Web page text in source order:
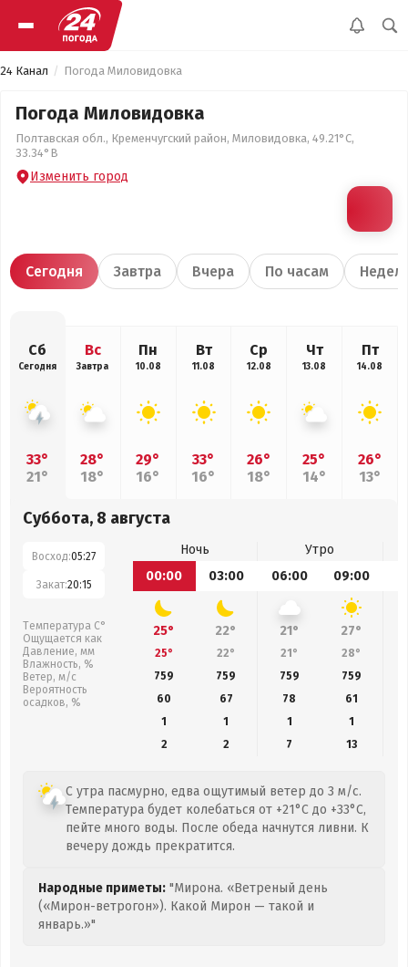
24 Канал Погода Миловидовка
Погода Миловидовка
Полтавская обл., Кременчугский район, Миловидовка, 49.21°С,
33.34°В
Изменить город
Сегодня Завтра Вчера По часам
Сб
Сегодня
33°
21°
Вс
Завтра
28°
18°
Пн
10.08
29°
16°
Вт
11.08
33°
16°
Ср
12.08
26°
18°
Чт
13.08
25°
14°
Пт
14.08
26°
13°
Суббота, 8 августа
Восход:05:27
Закат:20:15
Температура С°
Ощущается как
Давление, мм
Влажность, %
Ветер, м/с
Вероятность
осадков, %
Ночь
Утро
00:00
03:00 06:00 09:00
25° 22° 21° 27°
25° 22° 21° 28°
759
759 759 759
60
67 78 61
1
1 1
1
2
2 7 13
С утра пасмурно, едва ощутимый ветер до 3 м/с.
Температура будет колебаться от +21°C до +33°C,
пейте много воды. После обеда начнутся ливни. К
вечеру дождь прекратится.
Народные приметы: "Мирона. «Ветреный день
(«Мирон-ветрогон»). Какой Мирон — такой и
январь.»"